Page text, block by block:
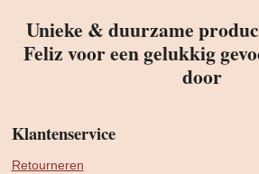
Unieke & duurzame
Feliz voor een gelukkig
door
Klantenservice
Retourneren